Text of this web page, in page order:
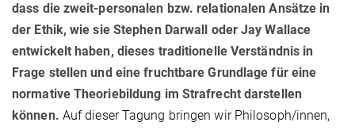
dass die zweit-personalen bzw. relatio­na­len Ansätze in
der Ethik, wie sie Stephen Darwall oder Jay Wallace
entwickelt haben, dieses traditionelle Ver­ständ­nis in
Frage stellen und eine fruchtbare Grundlage für eine
normative Theoriebildung im Straf­recht darstellen
können. Auf dieser Tagung bringen wir Philosoph/innen,